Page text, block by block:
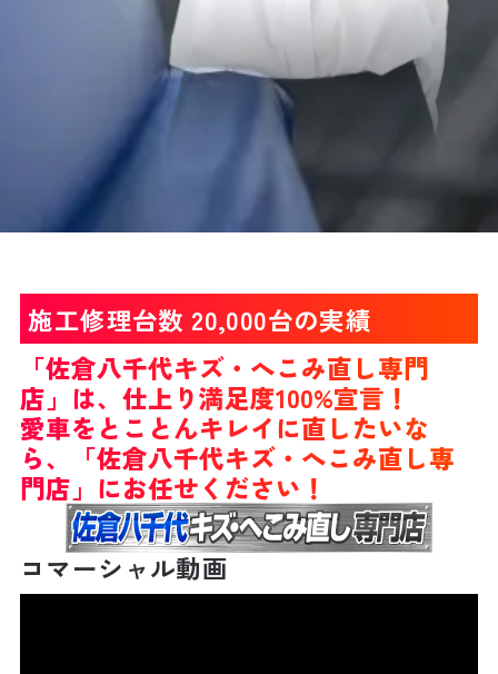
施工修理台数 20,000台の実績
「佐倉八千代キズ・へこみ直し専門
店」は、仕上り満足度100%宣言！
愛車をとことんキレイに直したいな
ら、「佐倉八千代キズ・へこみ直し専
門店」にお任せください！
コマーシャル動画